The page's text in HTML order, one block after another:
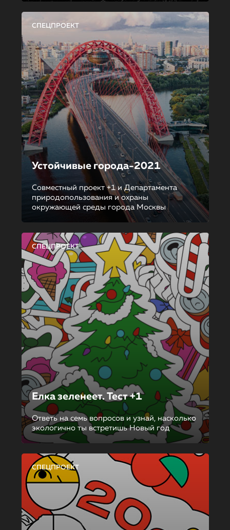
СПЕЦПРОЕКТ
Устойчивые города-2021
Совместный проект +1 и Департамента
природопользования и охраны
окружающей среды города Москвы
СПЕЦПРОЕКТ
Елка зеленеет. Тест +1
Ответь на семь вопросов и узнай, насколько
экологично ты встретишь Новый год
СПЕЦПРОЕКТ